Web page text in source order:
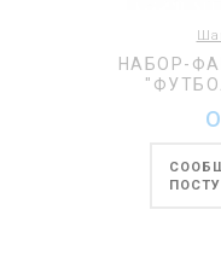
НАБОР-